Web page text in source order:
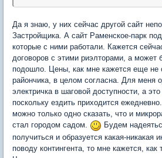
Да я знаю, у них сейчас другой сайт
Застройщика. А сайт Раменское-парк
которые с ними работали. Кажется
договоров с этими риэлторами, а может
подошло. Цены, как мне кажется еще не
райончика, в целом согласна. Для меня
электричка в шаговой доступности, а
поскольку ездить приходится
можно только одно сказать, что и
стал городом садом.
Будем
получиться и образуется какая-никакая
поводу контингента, то мне кажется, как